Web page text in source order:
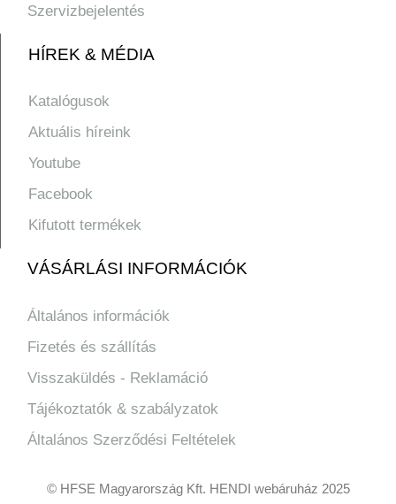
Szervizbejelentés
HÍREK & MÉDIA
Katalógusok
Aktuális híreink
Youtube
Facebook
Kifutott termékek
VÁSÁRLÁSI INFORMÁCIÓK
Általános információk
Fizetés és szállítás
Visszaküldés - Reklamáció
Tájékoztatók & szabályzatok
Általános Szerződési Feltételek
© HFSE Magyarország Kft. HENDI webáruház 2025